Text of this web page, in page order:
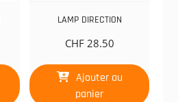
LAMP DIRECTION
CHF28.50
Ajouter au
panier